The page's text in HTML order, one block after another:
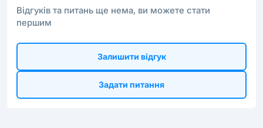
Відгуків та питань ще нема, ви можете стати
першим
Залишити відгук
Задати питання